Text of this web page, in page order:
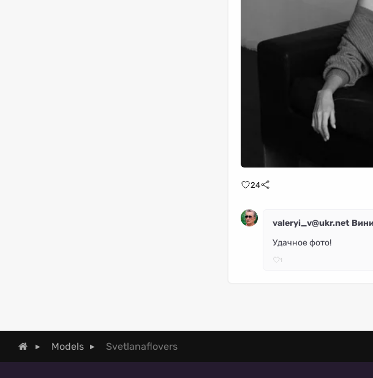
24
valeryi_v@ukr.net
Удачное фото!
1
Models Svetlanaflovers